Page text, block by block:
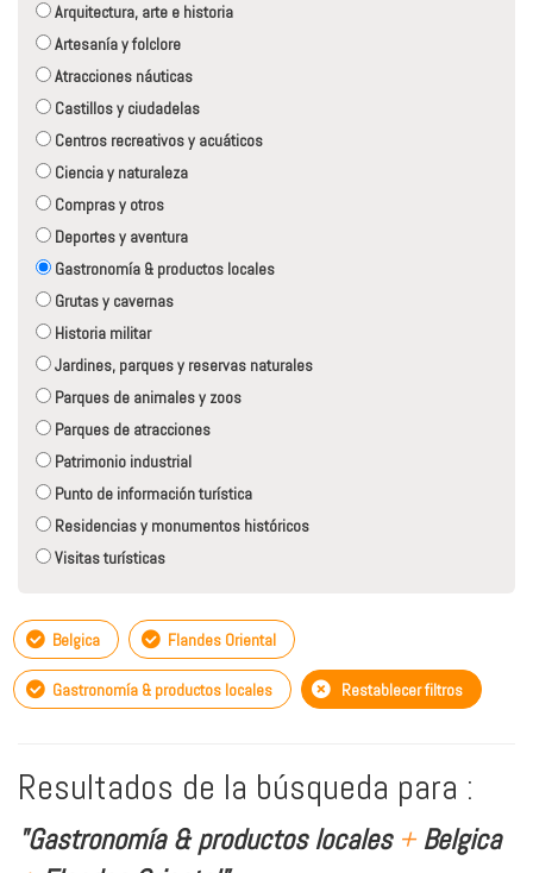
Arquitectura, arte e historia
Artesanía y folclore
Atracciones náuticas
Castillos y ciudadelas
Centros recreativos y acuáticos
Ciencia y naturaleza
Compras y otros
Deportes y aventura
Gastronomía & productos locales
Grutas y cavernas
Historia militar
Jardines, parques y reservas naturales
Parques de animales y zoos
Parques de atracciones
Patrimonio industrial
Punto de información turística
Residencias y monumentos históricos
Visitas turísticas
Belgica Flandes Oriental
Gastronomía & productos locales Restablecer filtros
Resultados de la búsqueda para :
"Gastronomía & productos locales +Belgica